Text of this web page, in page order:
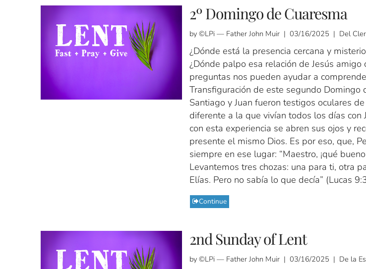
2º Domingo de Cuaresma
by ©LPi — Father John Muir | 03/16/2025 | Del
¿Dónde está la presencia cercana y
¿Dónde palpo esa relación de Jesús amigo
preguntas nos pueden ayudar a
Transfiguración de este segundo Domingo
Santiago y Juan fueron testigos oculares
diferente a la que vivían todos los días con
con esta experiencia se abren sus ojos y
presente el mismo Dios. Es por eso, que,
siempre en ese lugar: “Maestro, ¡qué
Levantemos tres chozas: una para ti, otra
Elías. Pero no sabía lo que decía” (Lucas
Continue
2nd Sunday of Lent
by ©LPi — Father John Muir | 03/16/2025 | De la